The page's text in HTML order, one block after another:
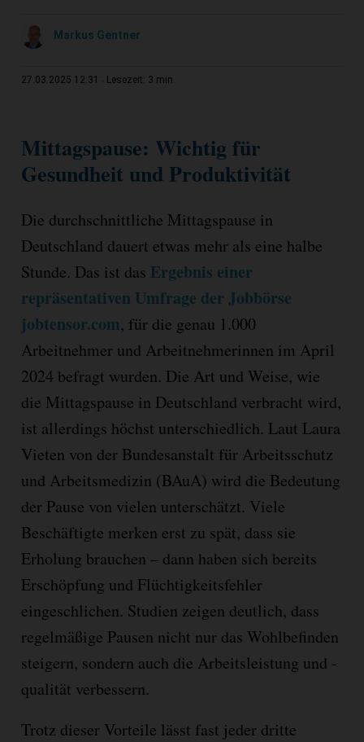
Markus Gentner
27.03.2025 12:31 Lesezeit: 3 min
Mittagspause: Wichtig für
Gesundheit und Produktivität
Die durchschnittliche Mittagspause in
Deutschland dauert etwas mehr als eine halbe
Stunde. Das ist das Ergebnis einer
repräsentativen Umfrage der Jobbörse
jobtensor.com, für die genau 1.000
Arbeitnehmer und Arbeitnehmerinnen im April
2024 befragt wurden. Die Art und Weise, wie
die Mittagspause in Deutschland verbracht wird,
ist allerdings höchst unterschiedlich. Laut Laura
Vieten von der Bundesanstalt für Arbeitsschutz
und Arbeitsmedizin (BAuA) wird die Bedeutung
der Pause von vielen unterschätzt. Viele
Beschäftigte merken erst zu spät, dass sie
Erholung brauchen – dann haben sich bereits
Erschöpfung und Flüchtigkeitsfehler
eingeschlichen. Studien zeigen deutlich, dass
regelmäßige Pausen nicht nur das Wohlbefinden
steigern, sondern auch die Arbeitsleistung und -
qualität verbessern.
Trotz dieser Vorteile lässt fast jeder dritte